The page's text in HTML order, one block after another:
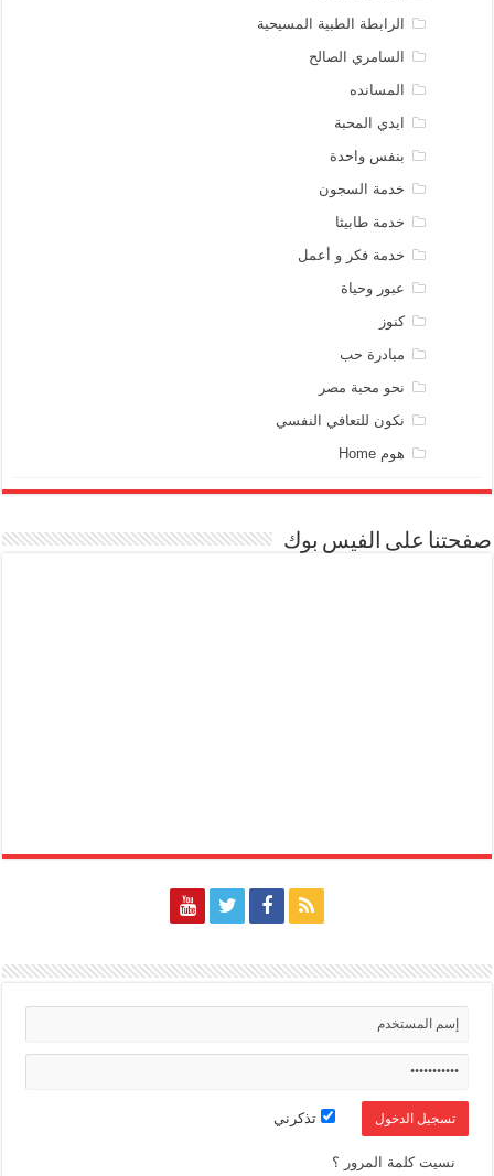
الرابطة الطبية المسيحية
السامري الصالح
المسانده
ايدي المحبة
بنفس واحدة
خدمة السجون
خدمة طابيثا
خدمة فكر و أعمل
عبور وحياة
كنوز
مبادرة حب
نحو محبة مصر
نكون للتعافي النفسي
هوم Home
صفحتنا على الفيس بوك
تذكرني
نسيت كلمة المرور ؟